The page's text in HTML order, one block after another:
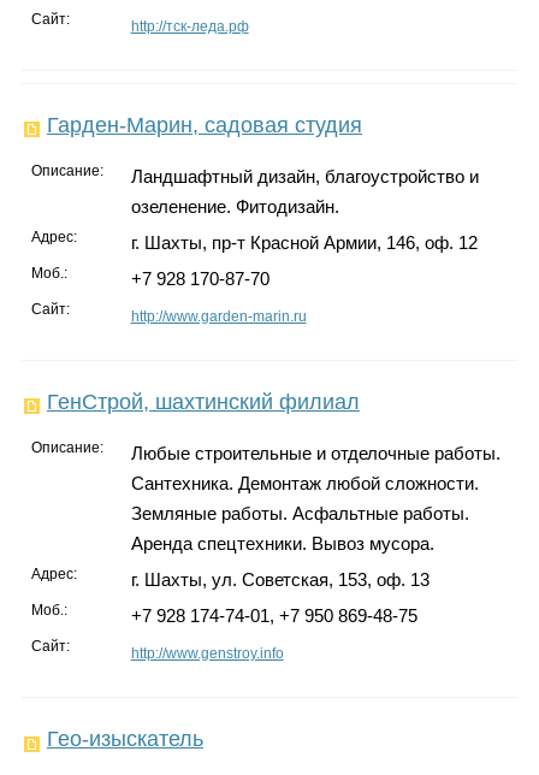
Сайт: http://тск-леда.рф
Гарден-Марин, садовая студия
Описание:
Ландшафтный дизайн, благоустройство и
озеленение. Фитодизайн.
Адрес: г. Шахты, пр-т Красной Армии, 146, оф. 12
Моб.: +7 928 170-87-70
Сайт: http://www.garden-marin.ru
ГенСтрой, шахтинский филиал
Описание:
Любые строительные и отделочные работы.
Сантехника. Демонтаж любой сложности.
Земляные работы. Асфальтные работы.
Аренда спецтехники. Вывоз мусора.
Адрес: г. Шахты, ул. Советская, 153, оф. 13
Моб.: +7 928 174-74-01, +7 950 869-48-75
Сайт: http://www.genstroy.info
Гео-изыскатель